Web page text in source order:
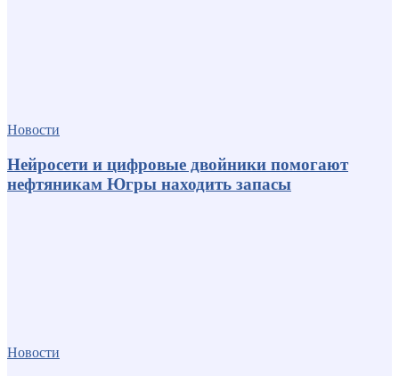
Новости
Нейросети и цифровые двойники помогают
нефтяникам Югры находить запасы
Новости